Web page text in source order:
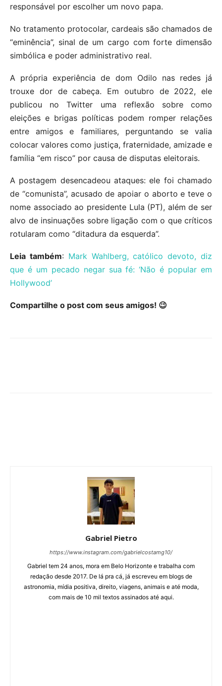
responsável por escolher um novo papa.
No tratamento protocolar, cardeais são chamados de
“eminência”, sinal de um cargo com forte dimensão
simbólica e poder administrativo real.
A própria experiência de dom Odilo nas redes já
trouxe dor de cabeça. Em outubro de 2022, ele
publicou no Twitter uma reflexão sobre como
eleições e brigas políticas podem romper relações
entre amigos e familiares, perguntando se valia
colocar valores como justiça, fraternidade, amizade e
família “em risco” por causa de disputas eleitorais.
A postagem desencadeou ataques: ele foi chamado
de “comunista”, acusado de apoiar o aborto e teve o
nome associado ao presidente Lula (PT), além de ser
alvo de insinuações sobre ligação com o que críticos
rotularam como “ditadura da esquerda”.
Leia também: Mark Wahlberg, católico devoto, diz
que é um pecado negar sua fé: ‘Não é popular em
Hollywood’
Compartilhe o post com seus amigos! 😉
Gabriel Pietro
https://www.instagram.com/gabrielcostamg10/
Gabriel tem 24 anos, mora em Belo Horizonte e trabalha com
redação desde 2017. De lá pra cá, já escreveu em blogs de
astronomia, mídia positiva, direito, viagens, animais e até moda,
com mais de 10 mil textos assinados até aqui.